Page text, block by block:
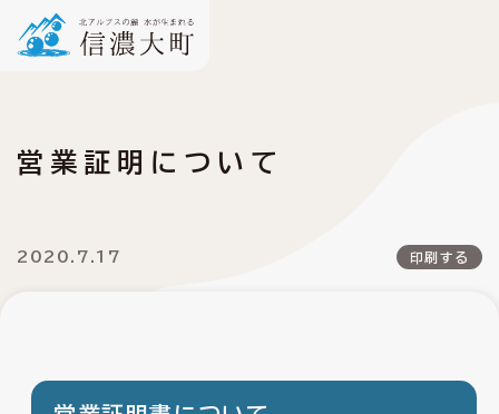
営業証明について
2020.7.17 印刷する